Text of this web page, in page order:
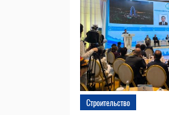
Строительство